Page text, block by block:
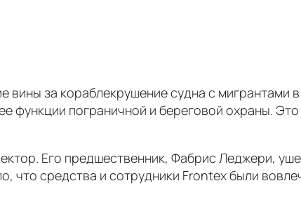
за кораблекрушение судна с мигрантами
функции пограничной и береговой охраны.
Его предшественник, Фабрис Леджери,
что средства и сотрудники Frontex были